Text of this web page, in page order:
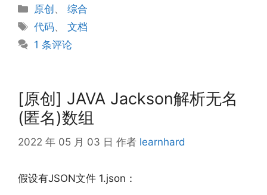
分
类
原创 、综合
标
签
代码、文档
1 条评论
[原创] JAVA Jackson解析无名
(匿名)数组
2022 年 05 月 03 日 作者 learnhard
假设有JSON文件 1.json：